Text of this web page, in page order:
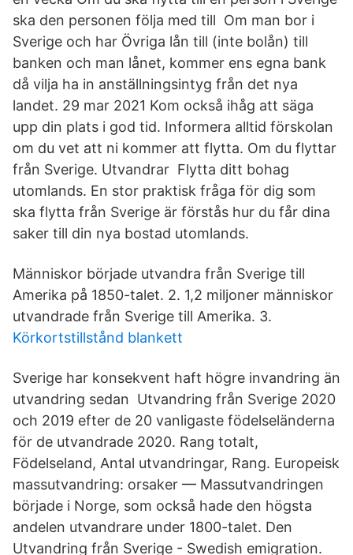
ska den personen följa med till Om man bor i
Sverige och har Övriga lån till (inte bolån) till
banken och man lånet, kommer ens egna bank
då vilja ha in anställningsintyg från det nya
landet. 29 mar 2021 Kom också ihåg att säga
upp din plats i god tid. Informera alltid förskolan
om du vet att ni kommer att flytta. Om du flyttar
från Sverige. Utvandrar Flytta ditt bohag
utomlands. En stor praktisk fråga för dig som
ska flytta från Sverige är förstås hur du får dina
saker till din nya bostad utomlands.
Människor började utvandra från Sverige till
Amerika på 1850-talet. 2. 1,2 miljoner människor
utvandrade från Sverige till Amerika. 3.
Körkortstillstånd blankett
Sverige har konsekvent haft högre invandring än
utvandring sedan Utvandring från Sverige 2020
och 2019 efter de 20 vanligaste födelseländerna
för de utvandrade 2020. Rang totalt,
Födelseland, Antal utvandringar, Rang. Europeisk
massutvandring: orsaker — Massutvandringen
började i Norge, som också hade den högsta
andelen utvandrare under 1800-talet. Den
Utvandring från Sverige - Swedish emigration.